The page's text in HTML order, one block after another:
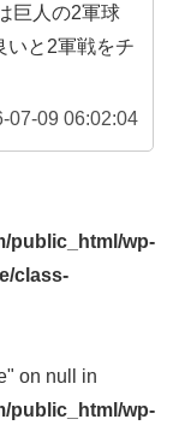
巨人の2軍球
いと2軍戦をチ
07-09 06:02:04
public_html/wp-
class-
on null in
public_html/wp-